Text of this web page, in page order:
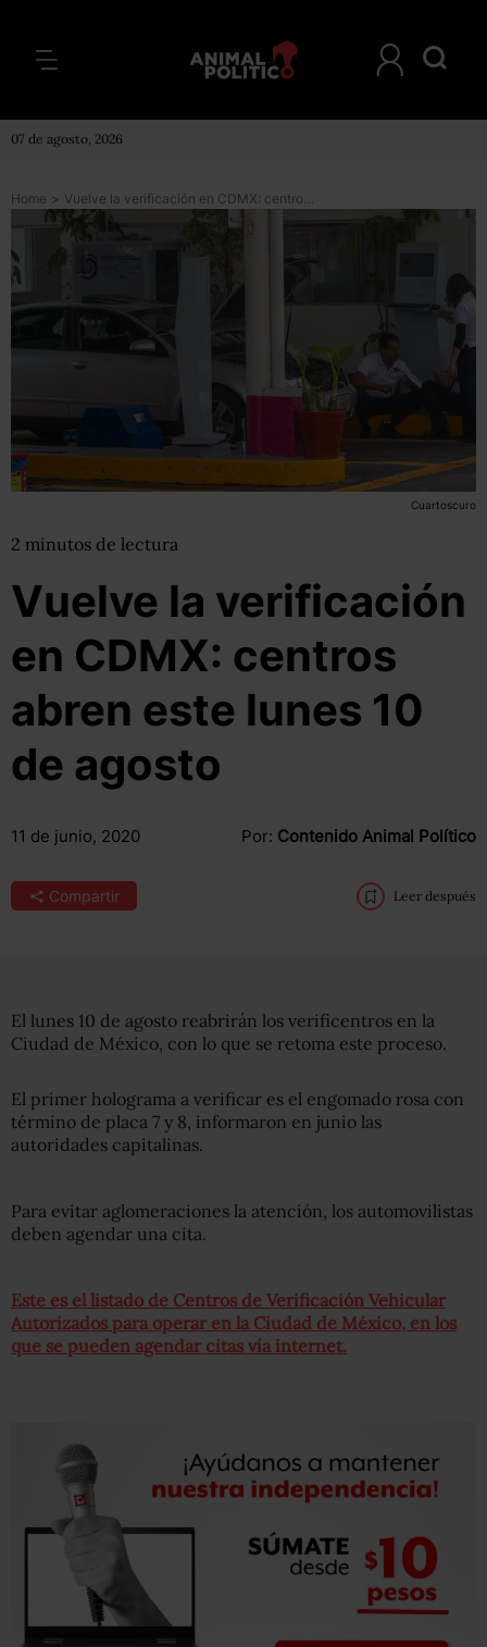
07 de agosto, 2026
Home > Vuelve la verificación en CDMX: centros abren este lunes 10 de agosto
Cuartoscuro
2 minutos de lectura
Vuelve la verificación
en CDMX: centros
abren este lunes 10
de agosto
11 de junio, 2020 Por: Contenido Animal Político
Compartir Leer después
El lunes 10 de agosto reabrirán los verificentros en la
Ciudad de México, con lo que se retoma este proceso.
El primer holograma a verificar es el engomado rosa con
término de placa 7 y 8, informaron en junio las
autoridades capitalinas.
Para evitar aglomeraciones la atención, los automovilistas
deben agendar una cita.
Este es el listado de Centros de Verificación Vehicular
Autorizados para operar en la Ciudad de México, en los
que se pueden agendar citas vía internet.